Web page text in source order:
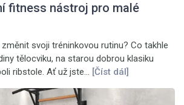
fitness nástroj pro malé
svoji tréninkovou rutinu? Co takhle
tělocviku, na starou dobrou klasiku
ribstole. Ať už jste… [Číst dál]